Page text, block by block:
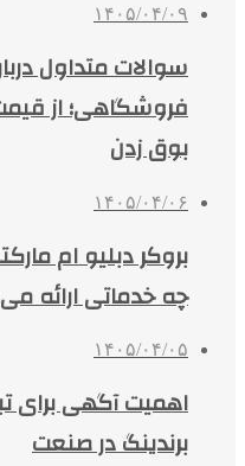
۱۴۰۵/۰۴/۰۹
سوالات متداول
فروشگاهی؛ از
بوق زدن
۱۴۰۵/۰۴/۰۶
چه خدماتی ارائه
۱۴۰۵/۰۴/۰۵
اهمیت آگهی برای
برندینگ در صنعت